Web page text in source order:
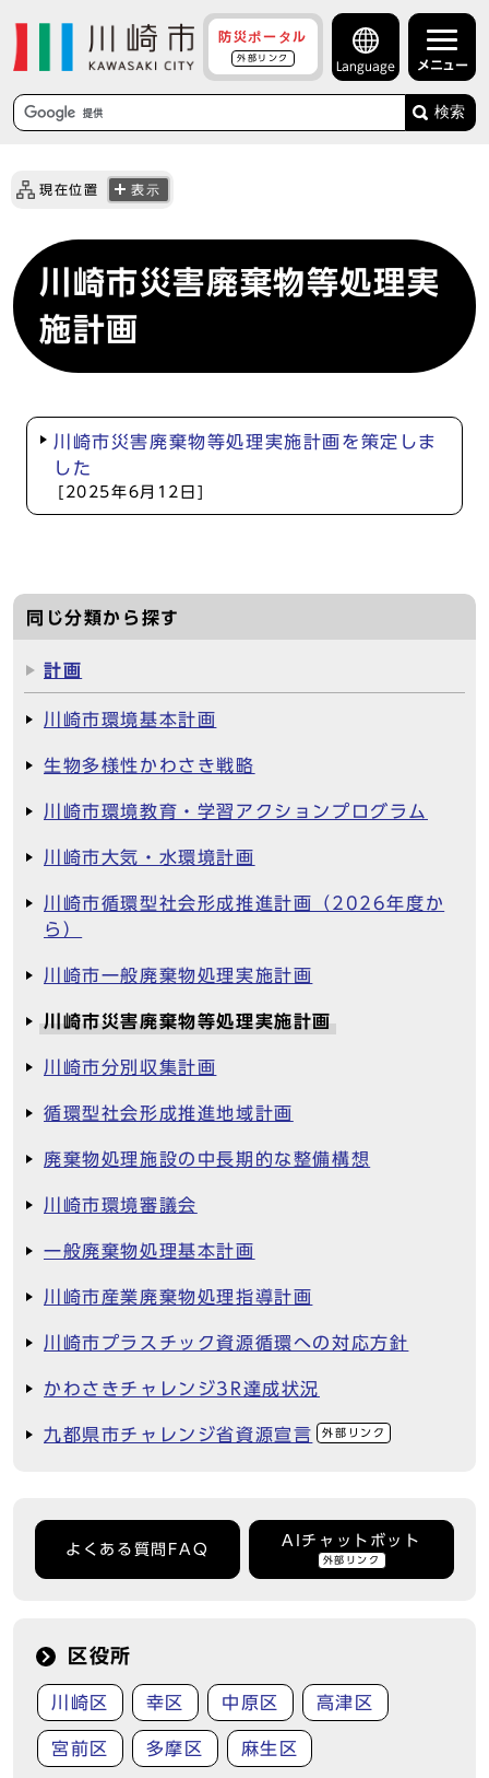
防災ポータル
外部リンク
Language メニュー
検索
現在位置 表示
川崎市災害廃棄物等処理実
施計画
川崎市災害廃棄物等処理実施計画を策定しま
した
[2025年6月12日]
同じ分類から探す
計画
川崎市環境基本計画
生物多様性かわさき戦略
川崎市環境教育・学習アクションプログラム
川崎市大気・水環境計画
川崎市循環型社会形成推進計画（2026年度か
ら）
川崎市一般廃棄物処理実施計画
川崎市災害廃棄物等処理実施計画
川崎市分別収集計画
循環型社会形成推進地域計画
廃棄物処理施設の中長期的な整備構想
川崎市環境審議会
一般廃棄物処理基本計画
川崎市産業廃棄物処理指導計画
川崎市プラスチック資源循環への対応方針
かわさきチャレンジ3R達成状況
九都県市チャレンジ省資源宣言 外部リンク
よくある質問FAQ
AIチャットボット
外部リンク
区役所
川崎区 幸区 中原区 高津区
宮前区 多摩区 麻生区